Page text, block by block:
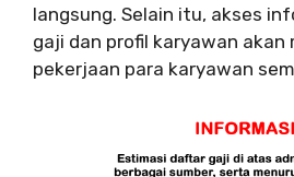
langsung. Selain itu, akses
gaji dan profil karyawan akan
pekerjaan para karyawan